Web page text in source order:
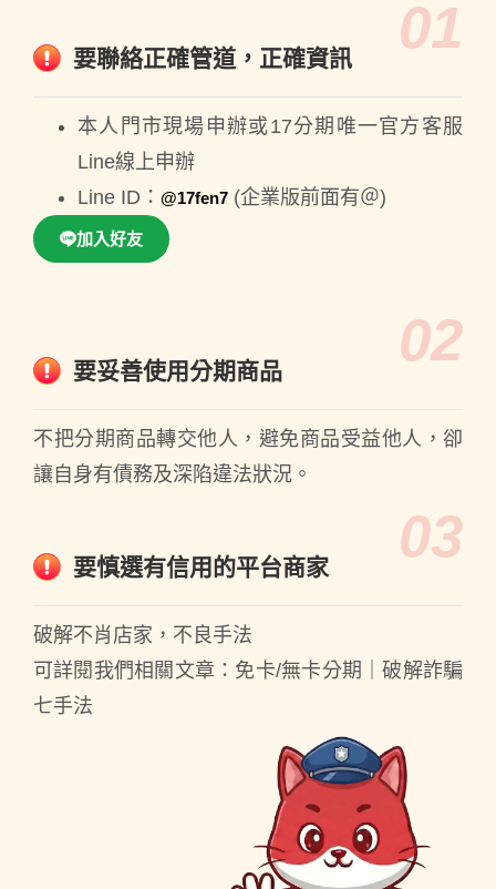
01
要聯絡正確管道，正確資訊
本人門市現場申辦或17分期唯一官方客服
Line線上申辦
Line ID： @17fen7 (企業版前面有＠)
加入好友
02
要妥善使用分期商品
不把分期商品轉交他人，避免商品受益他人，卻
讓自身有債務及深陷違法狀況。
03
要慎選有信用的平台商家
破解不肖店家，不良手法
可詳閱我們相關文章：免卡/無卡分期｜破解詐騙
七手法